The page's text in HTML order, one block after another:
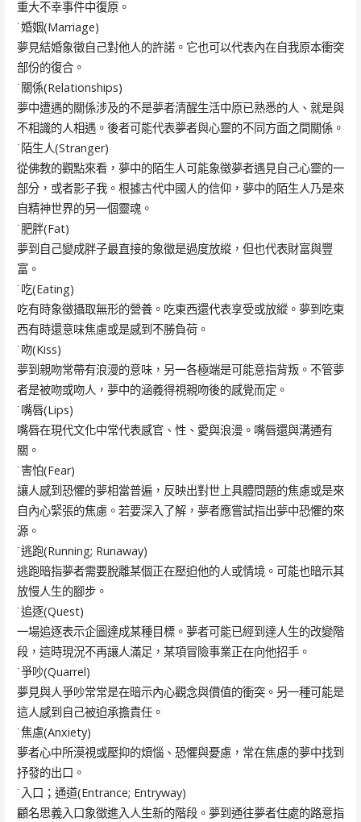
重大不幸事件中復原。
˙婚姻(Marriage)
夢見結婚象徵自己對他人的許諾。它也可以代表內在自我原本衝突
部份的復合。
˙關係(Relationships)
夢中遭遇的關係涉及的不是夢者清醒生活中原已熟悉的人、就是與
不相識的人相遇。後者可能代表夢者與心靈的不同方面之間關係。
˙陌生人(Stranger)
從佛教的觀點來看，夢中的陌生人可能象徵夢者遇見自己心靈的一
部分，或者影子我。根據古代中國人的信仰，夢中的陌生人乃是來
自精神世界的另一個靈魂。
˙肥胖(Fat)
夢到自己變成胖子最直接的象徵是過度放縱，但也代表財富與豐
富。
˙吃(Eating)
吃有時象徵攝取無形的營養。吃東西還代表享受或放縱。夢到吃東
西有時還意味焦慮或是感到不勝負荷。
˙吻(Kiss)
夢到親吻常帶有浪漫的意味，另一各極端是可能意指背叛。不管夢
者是被吻或吻人，夢中的涵義得視親吻後的感覺而定。
˙嘴唇(Lips)
嘴唇在現代文化中常代表感官、性、愛與浪漫。嘴唇還與溝通有
關。
˙害怕(Fear)
讓人感到恐懼的夢相當普遍，反映出對世上具體問題的焦慮或是來
自內心緊張的焦慮。若要深入了解，夢者應嘗試指出夢中恐懼的來
源。
˙逃跑(Running; Runaway)
逃跑暗指夢者需要脫離某個正在壓迫他的人或情境。可能也暗示其
放慢人生的腳步。
˙追逐(Quest)
一場追逐表示企圖達成某種目標。夢者可能已經到達人生的改變階
段，這時現況不再讓人滿足，某項冒險事業正在向他招手。
˙爭吵(Quarrel)
夢見與人爭吵常常是在暗示內心觀念與價值的衝突。另一種可能是
這人感到自己被迫承擔責任。
˙焦慮(Anxiety)
夢者心中所漠視或壓抑的煩惱、恐懼與憂慮，常在焦慮的夢中找到
抒發的出口。
˙入口；通道(Entrance; Entryway)
顧名思義入口象徵進入人生新的階段。夢到通往夢者住處的路意指